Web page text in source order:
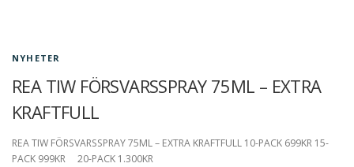
ÅTERBETALNINGS- OCH RETURPOLICY
NYHETER
REA TIW FÖRSVARSSPRAY 75ML – EXTRA
KRAFTFULL
REA TIW FÖRSVARSSPRAY 75ML – EXTRA KRAFTFULL 10-PACK 699KR 15-
PACK 999KR 20-PACK 1.300KR